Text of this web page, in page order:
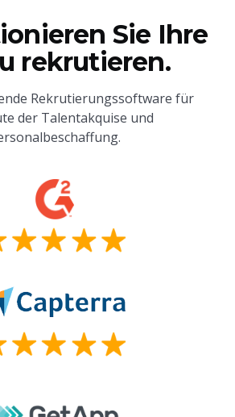
Sie Ihre
rekrutieren.
Rekrutierungssoftware für
der Talentakquise und